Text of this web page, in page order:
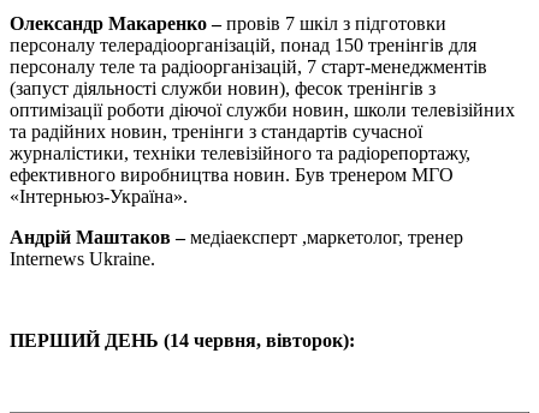
Олександр Макаренко –провів 7 шкіл з підготовки
персоналу телерадіоорганізацій, понад 150 тренінгів для
персоналу теле та радіоорганізацій, 7 старт-менеджментів
(запуст діяльності служби новин), фесок тренінгів з
оптимізації роботи діючої служби новин, школи телевізійних
та радійних новин, тренінги з стандартів сучасної
журналістики, техніки телевізійного та радіорепортажу,
ефективного виробництва новин. Був тренером МГО
«Інтерньюз-Україна».
Андрій Маштаков –медіаексперт ,маркетолог, тренер
Internews Ukraine.
ПЕРШИЙ ДЕНЬ (14 червня, вівторок):